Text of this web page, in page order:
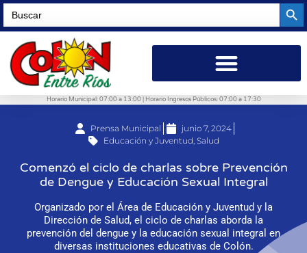
Search
for:
Horario Municipal: 07:00 a 13:00 | Horario Ingresos Públicos: 07:00 a 17:30
Prensa Municipal
junio 7, 2024
Educación y Juventud Salud
Comenzó el ciclo de charlas sobre Prevención
de Dengue y Educación Sexual Integral
Organizado por el Área de Educación y Juventud y la
Dirección de Salud, el ciclo de charlas aborda la
prevención del dengue y la educación sexual integral en
diversas instituciones educativas de Colón.